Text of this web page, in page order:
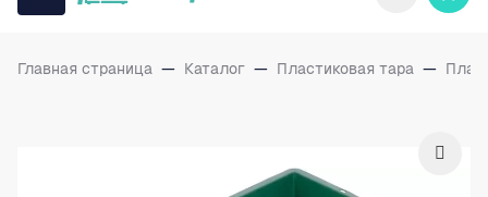
Главная страница — Каталог — Пластиковая тара —